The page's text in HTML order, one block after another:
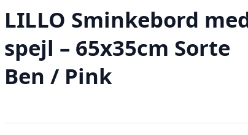
LILLO Sminkebord
spejl – 65x35cm Sorte
Ben / Pink